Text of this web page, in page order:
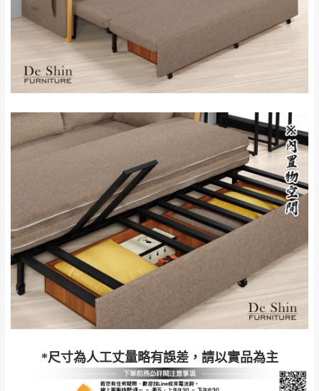
*尺寸為人工丈量略有誤差，請以實品為主
屋、獅潭鄉
配送天數：5~14天
到貨時間：指定送貨日當天以電話聯絡確認
台北市、新北市地區固定每周(三)、(日)兩天收送貨
暫無配送地區：彰化、南投、雲林、嘉義、台南、高
雄、屏東、宜蘭、 花蓮、台東、金門、馬祖、澎湖地區
（可於LINE線上詢問 →@dershin）
加收說明
若您選擇三聯式或索取兩聯式發票，發票將於商品
完成出貨15個工作天另行寄出，另外約加上2~7個
工作天內送達，如遇國定假日將順延寄送。
退換貨說明：
公司客服人員，我們將為您更換新品，運費
皆由本站負責，所有退回及換貨之商品必須
是全新狀態且完整包裝，床墊、床包、枕頭
類產品需為未拆封狀態(請保持商品、附件、
包裝、廠商紙及所有附隨文件或資料之完整
性)，若未依照上述方式處理，恕無法接受退
貨。
由於透過電腦螢幕選購商品，可能會因個人
電腦螢幕的設定色差或解析度等因素， 與實
際商品的顏色、質感稍有不同，如因此而需
退換貨，
需自付來回運費及人資成本
，請您
訂購前詳加確認。(包含商品尺寸是否合適)。
丈量，難免會有些許誤差值(約正負0.5CM)
詳細尺寸以實品為主。